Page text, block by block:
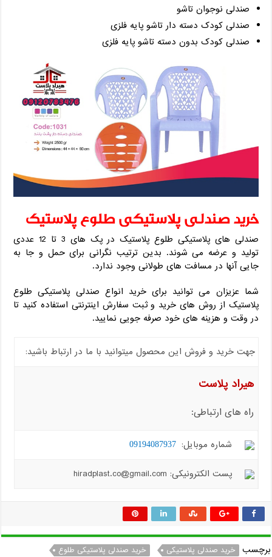
صندلی نوجوان تاشو
صندلی کودک دسته دار تاشو پایه فلزی
صندلی کودک بدون دسته تاشو پایه فلزی
خرید صندلی پلاستیکی طلوع پلاستیک
صندلی های پلاستیکی طلوع پلاستیک در پک های 3 تا 12 عددی
تولید و عرضه می شوند. بدین ترتیب نگرانی برای حمل و جا به
جایی آنها در مسافت های طولانی وجود ندارد.
شما عزیزان می توانید برای خرید انواع صندلی پلاستیکی طلوع
پلاستیک از روش های خرید و ثبت سفارش اینترنتی استفاده کنید تا
در وقت و هزینه های خود صرفه جویی نمایید.
جهت خرید و فروش این محصول میتوانید با ما در ارتباط باشید:
هیراد پلاست
راه های ارتباطی:
شماره موبایل: 09194087937
پست الکترونیکی: hiradplast.co@gmail.com
برچسب خرید صندلی پلاستیکی
خرید صندلی پلاستیکی طلوع